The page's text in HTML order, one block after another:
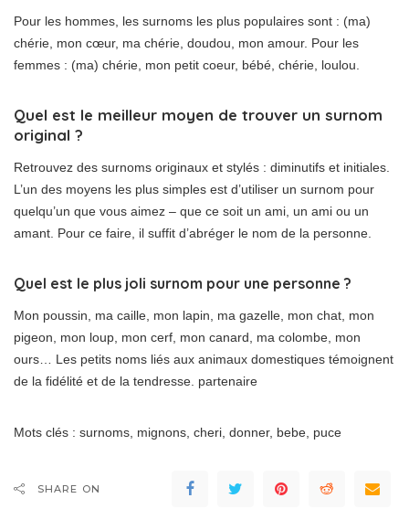
Pour les hommes, les surnoms les plus populaires sont : (ma)
chérie, mon cœur, ma chérie, doudou, mon amour. Pour les
femmes : (ma) chérie, mon petit coeur, bébé, chérie, loulou.
Quel est le meilleur moyen de trouver un surnom
original ?
Retrouvez des surnoms originaux et stylés : diminutifs et initiales.
L’un des moyens les plus simples est d’utiliser un surnom pour
quelqu’un que vous aimez – que ce soit un ami, un ami ou un
amant. Pour ce faire, il suffit d’abréger le nom de la personne.
Quel est le plus joli surnom pour une personne ?
Mon poussin, ma caille, mon lapin, ma gazelle, mon chat, mon
pigeon, mon loup, mon cerf, mon canard, ma colombe, mon
ours… Les petits noms liés aux animaux domestiques témoignent
de la fidélité et de la tendresse. partenaire
Mots clés : surnoms, mignons, cheri, donner, bebe, puce
SHARE ON